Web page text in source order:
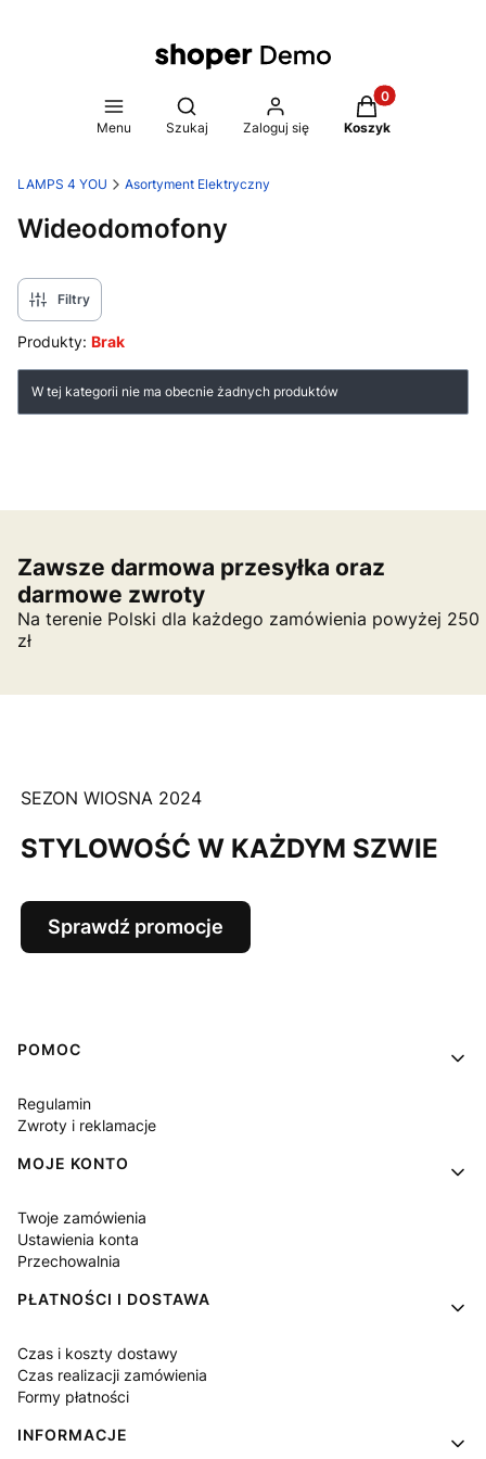
Menu
Otwórz wyszukiwarkę
Szukaj Zaloguj się
Produkty w
Koszyk
LAMPS 4 YOU Asortyment Elektryczny
Wideodomofony
Filtry
Produkty: Brak
Lista produktów
W tej kategorii nie ma obecnie żadnych produktów
Zawsze darmowa przesyłka oraz
darmowe zwroty
Na terenie Polski dla każdego zamówienia powyżej 250
zł
SEZON WIOSNA 2024
STYLOWOŚĆ W KAŻDYM SZWIE
Sprawdź promocje
Linki w stopce
POMOC
Regulamin
Zwroty i reklamacje
MOJE KONTO
Twoje zamówienia
Ustawienia konta
Przechowalnia
PŁATNOŚCI I DOSTAWA
Czas i koszty dostawy
Czas realizacji zamówienia
Formy płatności
INFORMACJE